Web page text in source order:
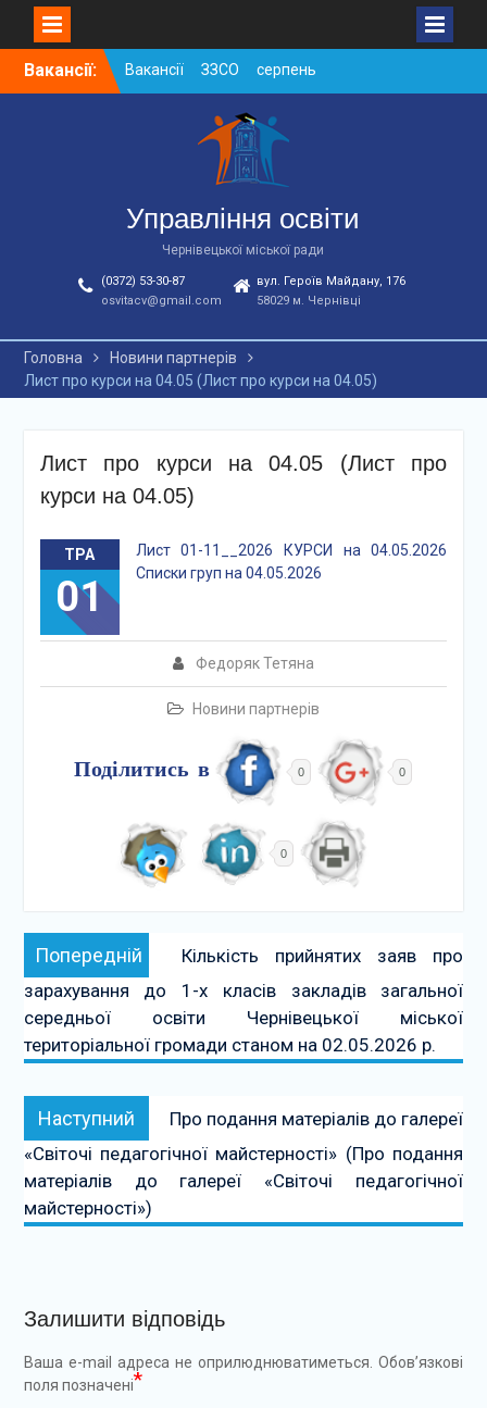
SkipВакансії:
Вакансії ЗЗСО серпень
2026
Вакансії ЗЗСО червень
Вакансії у ЗДО та
дошкільних підрозділах
ЗЗСО станом на
01.08.2026 р.
Управління освіти
Чернівецької міської ради
(0372) 53-30-87
osvitacv@gmail.com
вул. Героїв Майдану, 176
58029 м. Чернівці
Головна
Новини партнерів
Лист про курси на 04.05 (Лист про курси на 04.05)
Лист про курси на 04.05 (Лист про
курси на 04.05)
ТРА
01
Федоряк Тетяна
Новини партнерів
Лист 01-11__2026 КУРСИ на 04.05.2026
Списки груп на 04.05.2026
Поділитись в 0 0
0
Навігація
записів
Попередній Попередній:
Кількість прийнятих заяв про
зарахування до 1-х класів закладів загальної
середньої освіти Чернівецької міської
територіальної громади станом на 02.05.2026 р.
Наступний Наступний:
Про подання матеріалів до галереї
«Світочі педагогічної майстерності» (Про подання
матеріалів до галереї «Світочі педагогічної
майстерності»)
Залишити відповідь
Ваша e-mail адреса не оприлюднюватиметься. Обов’язкові
поля позначені*